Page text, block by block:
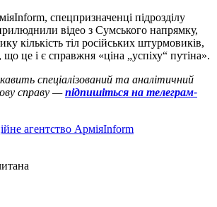
спецпризначенці підрозділу
відео з Сумського напрямку,
кількість тіл російських штурмовиків,
це і є справжня «ціна „успіху“ путіна».
спеціалізований та аналітичний
справу —підпишіться на телеграм-
агентство АрміяInform